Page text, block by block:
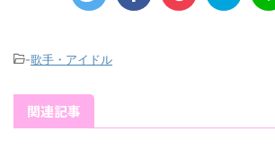
-歌手・アイドル
関連記事